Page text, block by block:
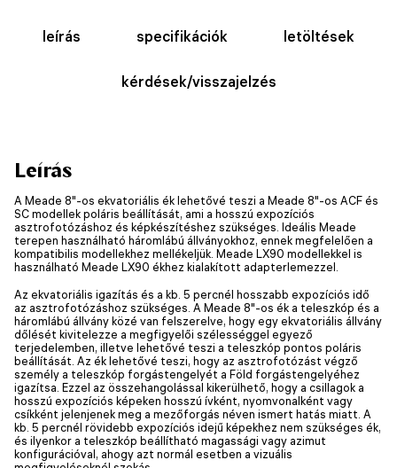
leírás specifikációk letöltések
kérdések/visszajelzés
Leírás
A Meade 8"-os ekvatoriális ék lehetővé teszi a Meade 8"-os ACF és
SC modellek poláris beállítását, ami a hosszú expozíciós
asztrofotózáshoz és képkészítéshez szükséges. Ideális Meade
terepen használható háromlábú állványokhoz, ennek megfelelően a
kompatibilis modellekhez mellékeljük. Meade LX90 modellekkel is
használható Meade LX90 ékhez kialakított adapterlemezzel.
Az ekvatoriális igazítás és a kb. 5 percnél hosszabb expozíciós idő
az asztrofotózáshoz szükséges. A Meade 8"-os ék a teleszkóp és a
háromlábú állvány közé van felszerelve, hogy egy ekvatoriális állvány
dőlését kivitelezze a megfigyelői szélességgel egyező
terjedelemben, illetve lehetővé teszi a teleszkóp pontos poláris
beállítását. Az ék lehetővé teszi, hogy az asztrofotózást végző
személy a teleszkóp forgástengelyét a Föld forgástengelyéhez
igazítsa. Ezzel az összehangolással kikerülhető, hogy a csillagok a
hosszú expozíciós képeken hosszú ívként, nyomvonalként vagy
csíkként jelenjenek meg a mezőforgás néven ismert hatás miatt. A
kb. 5 percnél rövidebb expozíciós idejű képekhez nem szükséges ék,
és ilyenkor a teleszkóp beállítható magassági vagy azimut
konfigurációval, ahogy azt normál esetben a vizuális